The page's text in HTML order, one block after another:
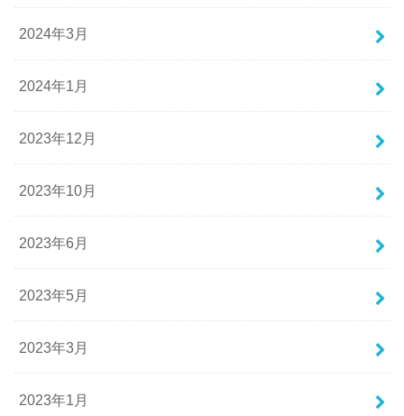
2024年3月
2024年1月
2023年12月
2023年10月
2023年6月
2023年5月
2023年3月
2023年1月